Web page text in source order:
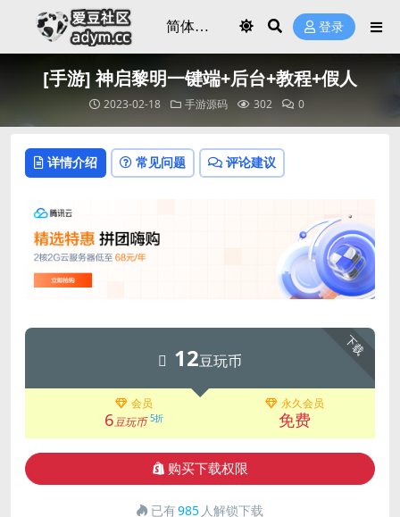
登录
[手游] 神启黎明一键端+后台+教程+假人
2023-02-18 手游源码 302 0
详情介绍 常见问题 评论建议
下载
12豆玩币
会员
6豆玩币 5折
永久会员
免费
购买下载权限
已有985 人解锁下载